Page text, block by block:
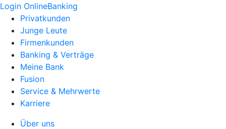
Login OnlineBanking
Privatkunden
Junge Leute
Firmenkunden
Banking & Verträge
Meine Bank
Fusion
Service & Mehrwerte
Karriere
Über uns